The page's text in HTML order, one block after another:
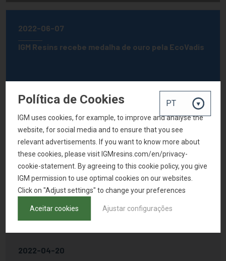
2022-06-07
IGM Resins recebe medalha de ouro pela EcoVadis
2022-04-20
Política de Cookies
IGM uses cookies, for example, to improve and analyse the
website, for social media and to ensure that you see
relevant advertisements. If you want to know more about
these cookies, please visit IGMresins.com/en/privacy-
cookie-statement. By agreeing to this cookie policy, you give
IGM permission to use optimal cookies on our websites.
Click on "Adjust settings" to change your preferences
Aceitar cookies Ajustar configurações